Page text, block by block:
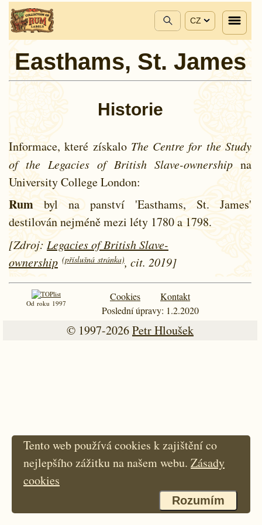
CZ
Easthams, St. James
Historie
Informace, které získalo The Centre for the Study
of the Legacies of British Slave-ownership na
University College London:
Rum byl na panství 'Easthams, St. James'
destilován nejméně mezi léty 1780 a 1798.
[Zdroj: Legacies of British Slave-
ownership (příslušná stránka), cit. 2019]
Od roku 1997
Cookies
Kontakt
Poslední úpravy: 1.2.2020
© 1997-2026Petr Hloušek
Tento web používá cookies k zajištění co
nejlepšího zážitku na našem webu. Zásady
cookies
Rozumím